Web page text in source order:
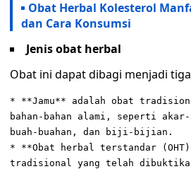
Obat Herbal Kolesterol
dan Cara Konsumsi
Jenis obat herbal
Obat ini dapat dibagi menjadi
* **Jamu** adalah obat
bahan-bahan alami, seperti akar-
buah-buahan, dan biji-bijian.
* **Obat herbal terstandar
tradisional yang telah dibuktikan